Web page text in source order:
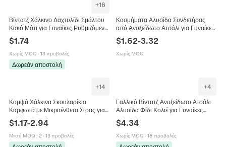
+16
Βίντατζ Χάλκινο Δαχτυλίδι Σμάλτου
Κακό Μάτι για Γυναίκες Ρυθμιζόμενο
Ανοιχτό Δαχτυλίδι με Ένθετο
Ζιρκόνια Μοντέρνα Κοσμήματα
$1.74
Χωρίς MOQ · 13 προβολές
Δωρεάν αποστολή
Κοσμήματα Αλυσίδα Συνδετήρας
από Ανοξείδωτο Ατσάλι για Γυναίκες
Άνδρες Hip Hop Πολυεπίπεδο Κολιέ
Και Βραχιόλι Χρυσό Ασημί
$1.62-3.32
Χωρίς MOQ
+14
Κομψά Χάλκινα Σκουλαρίκια
Καρφωτά με Μικροένθετα Στρας για
Γυναίκες Γεωμετρικά Οβάλ Σχήμα C
Κρίκοι Μόδα Κοσμήματα
$1.17-2.94
Μικτό MOQ : 2· 13 προβολές
+4
Γαλλικό Βίντατζ Ανοξείδωτο Ατσάλι
Αλυσίδα Φίδι Κολιέ για Γυναίκες
Κομψό Τεχνητό Μαργαριτάρι Αστέρι
Τετράγωνο Μενταγιόν Κοσμήματα
$4.34
Χωρίς MOQ · 18 προβολές